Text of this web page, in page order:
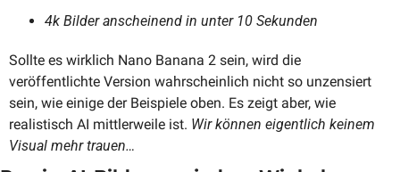
4k Bilder anscheinend in unter 10 Sekunden
Sollte es wirklich Nano Banana 2 sein, wird die
veröffentlichte Version wahrscheinlich nicht so unzensiert
sein, wie einige der Beispiele oben. Es zeigt aber, wie
realistisch AI mittlerweile ist. Wir können eigentlich keinem
Visual mehr trauen…